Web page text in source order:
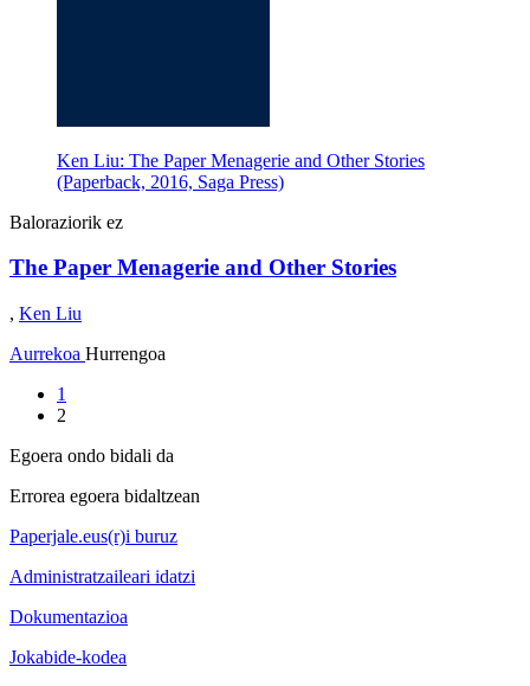
Ken Liu: The Paper Menagerie and Other Stories
(Paperback, 2016, Saga Press)
Baloraziorik ez
The Paper Menagerie and Other Stories
, Ken Liu
Aurrekoa Hurrengoa
1
2
Egoera ondo bidali da
Errorea egoera bidaltzean
Paperjale.eus(r)i buruz
Administratzaileari idatzi
Dokumentazioa
Jokabide-kodea